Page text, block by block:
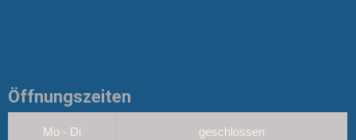
Öffnungszeiten
Mo - Di geschlossen